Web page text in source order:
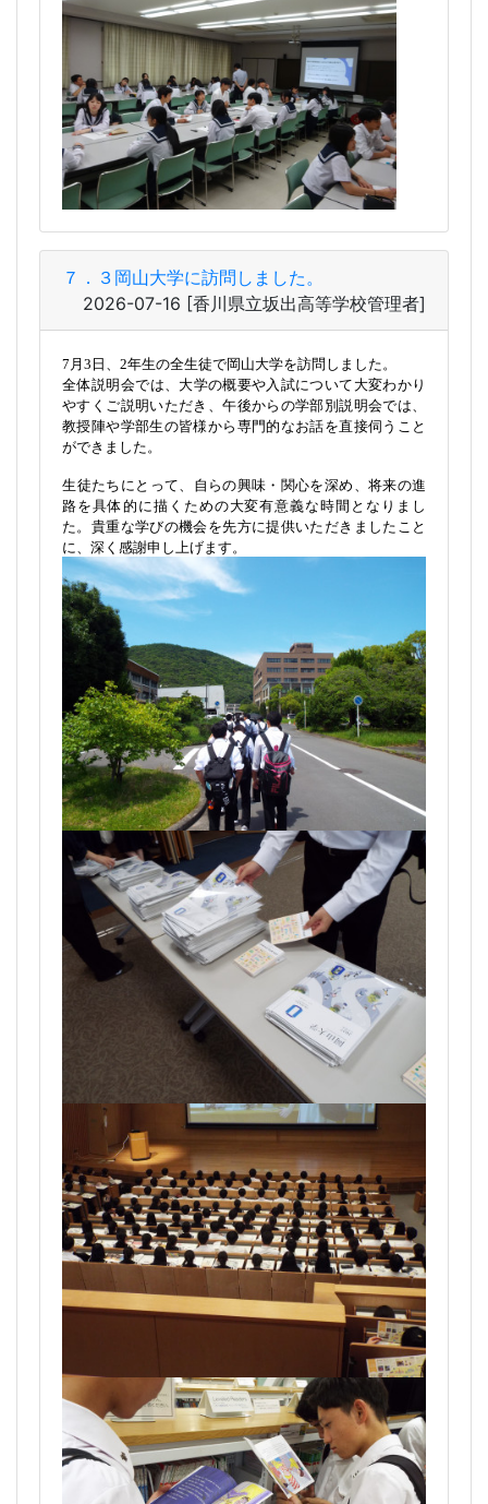
７．３岡山大学に訪問しました。
2026-07-16 [香川県立坂出高等学校管理者]
7月3日、2年生の全生徒で岡山大学を訪問しました。
全体説明会では、大学の概要や入試について大変わかり
やすくご説明いただき、午後からの学部別説明会では、
教授陣や学部生の皆様から専門的なお話を直接伺うこと
ができました。
生徒たちにとって、自らの興味・関心を深め、将来の進
路を具体的に描くための大変有意義な時間となりまし
た。貴重な学びの機会を先方に提供いただきましたこと
に、深く感謝申し上げます。